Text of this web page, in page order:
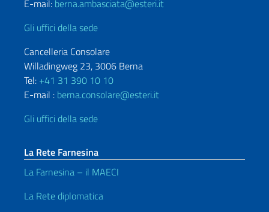
E-mail: berna.ambasciata@esteri.it
Gli uffici della sede
Cancelleria Consolare
Willadingweg 23, 3006 Berna
Tel: +41 31 390 10 10
E-mail : berna.consolare@esteri.it
Gli uffici della sede
La Rete Farnesina
La Farnesina – il MAECI
La Rete diplomatica